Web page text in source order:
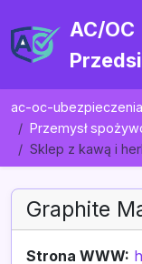
AC/OC
ac-oc-
Przemysł
Sklep z kawą i
Graphite
Strona WWW: